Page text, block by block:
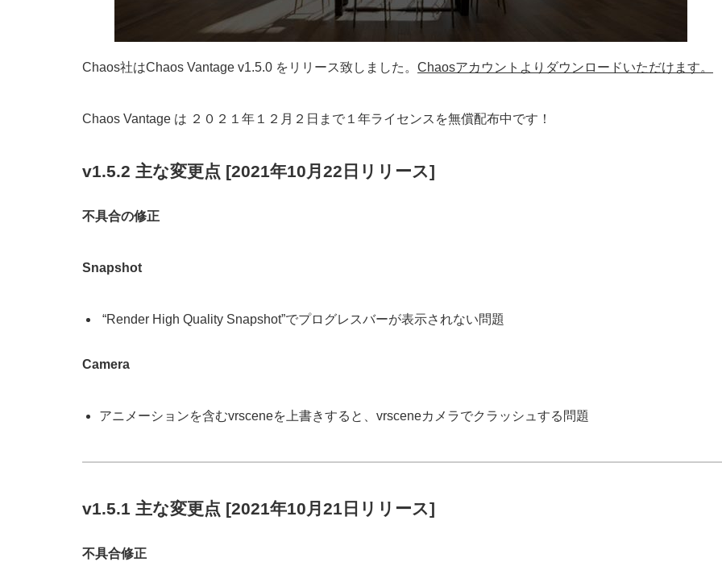
Chaos社はChaos Vantage v1.5.0 をリリース致しました。 Chaosアカウントよりダウンロードいただけます。
Chaos Vantage は ２０２１年１２月２日まで１年ライセンスを無償配布中です！
v1.5.2 主な変更点 [2021年10月22日リリース]
不具合の修正
Snapshot
“Render High Quality Snapshot”でプログレスバーが表示されない問題
Camera
アニメーションを含むvrsceneを上書きすると、vrsceneカメラでクラッシュする問題
v1.5.1 主な変更点 [2021年10月21日リリース]
不具合修正